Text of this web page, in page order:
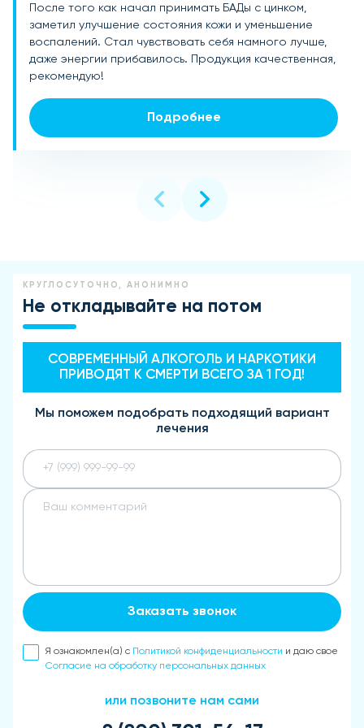
После того как начал принимать БАДы с цинком,
заметил улучшение состояния кожи и уменьшение
воспалений. Стал чувствовать себя намного лучше,
даже энергии прибавилось. Продукция качественная,
рекомендую!
Подробнее
Цинк — это то, что мне было нужно для поддержания
иммунитета, особенно в сезон простуд. С момента
начала приема этих БАДов, простуды обошли меня
стороной. Очень довольна результатом.
Подробнее
Использую БАДы с цинком для поддержания здоровья
кожи. Проблемы с акне стали реже беспокоить, а
сама кожа заметно улучшилась. Однозначно буду
продолжать использовать.
Подробнее
Цинк в составе этих БАДов помог мне значительно
улучшить состояние волос и ногтей. Они стали
крепче и не ломаются. Очень довольна эффектом,
спасибо производителю!
Подробнее
КРУГЛОСУТОЧНО, АНОНИМНО
Не откладывайте на потом
СОВРЕМЕННЫЙ АЛКОГОЛЬ И НАРКОТИКИ
ПРИВОДЯТ К СМЕРТИ ВСЕГО ЗА 1 ГОД!
Мы поможем подобрать подходящий вариант
лечения
Заказать звонок
Я ознакомлен(а) с Политикой конфиденциальности и даю свое
Согласие на обработку персональных данных
или позвоните нам сами